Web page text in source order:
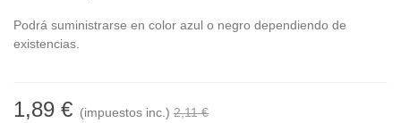
Podrá suministrarse en color azul o negro dependiendo de
existencias.
1,89 € (impuestos inc.) 2,11 €